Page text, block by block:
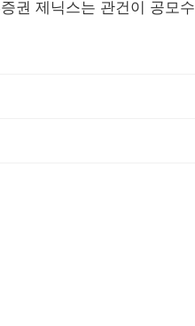
권 제닉스는 관건이 공모수